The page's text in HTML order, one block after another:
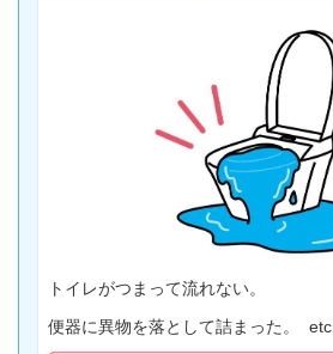
トイレがつまって流れない。
便器に異物を落として詰まった。 etc.